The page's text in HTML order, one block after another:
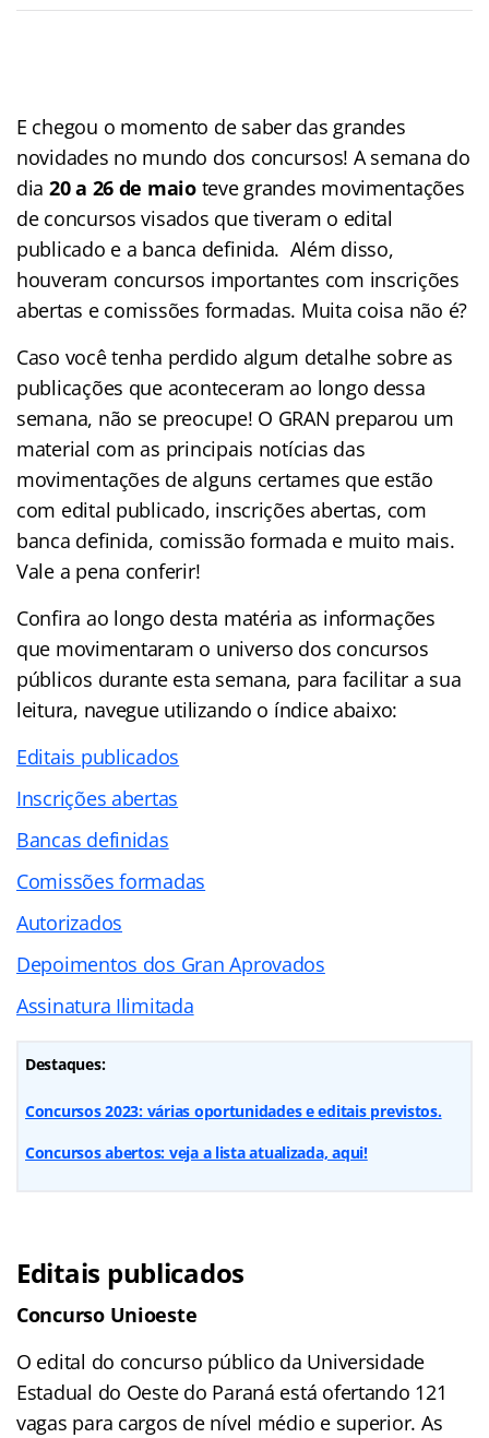
E chegou o momento de saber das grandes
novidades no mundo dos concursos! A semana do
dia 20 a 26 de maioteve grandes movimentações
de concursos visados que tiveram o edital
publicado e a banca definida. Além disso,
houveram concursos importantes com inscrições
abertas e comissões formadas. Muita coisa não é?
Caso você tenha perdido algum detalhe sobre as
publicações que aconteceram ao longo dessa
semana, não se preocupe! O GRAN preparou um
material com as principais notícias das
movimentações de alguns certames que estão
com edital publicado, inscrições abertas, com
banca definida, comissão formada e muito mais.
Vale a pena conferir!
Confira ao longo desta matéria as informações
que movimentaram o universo dos concursos
públicos durante esta semana, para facilitar a sua
leitura, navegue utilizando o índice abaixo:
Editais publicados
Inscrições abertas
Bancas definidas
Comissões formadas
Autorizados
Depoimentos dos Gran Aprovados
Assinatura Ilimitada
Destaques:
Concursos 2023: várias oportunidades e editais previstos.
Concursos abertos: veja a lista atualizada, aqui!
Editais publicados
Concurso Unioeste
O edital do concurso público da Universidade
Estadual do Oeste do Paraná está ofertando 121
vagas para cargos de nível médio e superior. As